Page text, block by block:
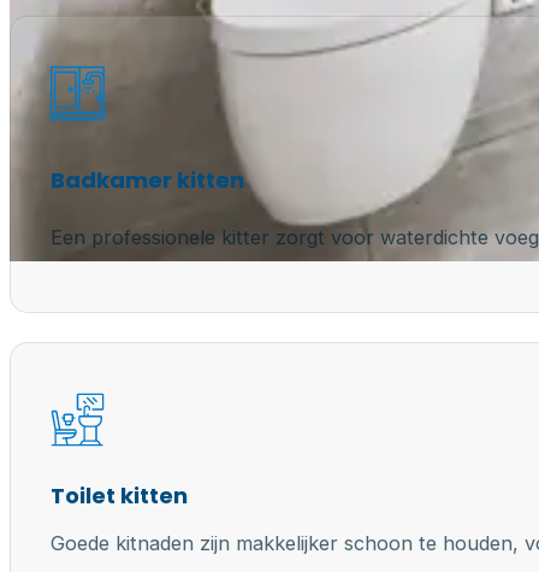
Badkamer kitten
Een professionele kitter zorgt voor waterdichte
Toilet kitten
Goede kitnaden zijn makkelijker schoon te houden,